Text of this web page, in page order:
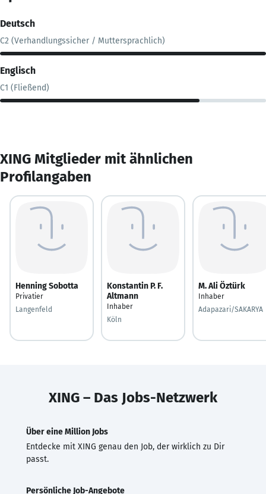
Deutsch
C2 (Verhandlungssicher / Muttersprachlich)
Englisch
C1 (Fließend)
XING Mitglieder mit ähnlichen
Profilangaben
Henning Sobotta
Privatier
Langenfeld
Konstantin P. F.
Altmann
Inhaber
Köln
M. Ali Öztürk
Inhaber
Adapazari/SAKARYA
XING – Das Jobs-Netzwerk
Über eine Million Jobs
Entdecke mit XING genau den Job, der wirklich zu Dir
passt.
Persönliche Job-Angebote